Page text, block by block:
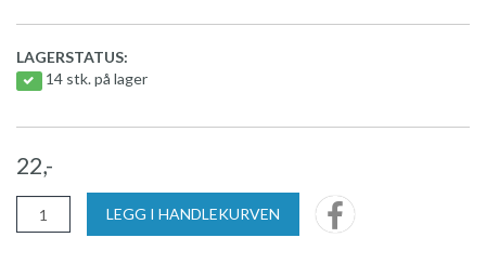
LAGERSTATUS:
14 stk. på lager
22,-
LEGG I HANDLEKURVEN